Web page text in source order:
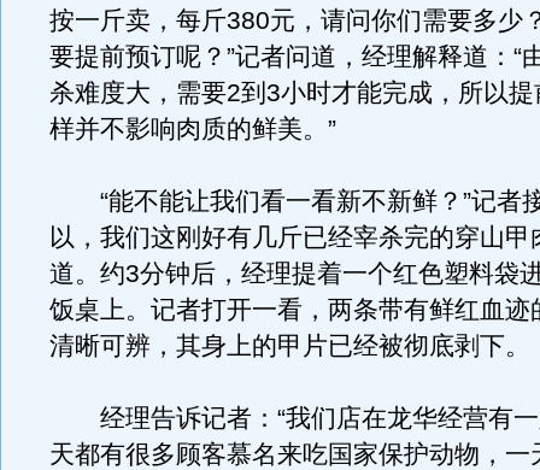
按一斤卖，每斤380元，请问你们需要多少
要提前预订呢？”记者问道，经理解释道：“
杀难度大，需要2到3小时才能完成，所以
样并不影响肉质的鲜美。”
“能不能让我们看一看新不新鲜？”记者
以，我们这刚好有几斤已经宰杀完的穿山甲
道。约3分钟后，经理提着一个红色塑料袋
饭桌上。记者打开一看，两条带有鲜红血迹
清晰可辨，其身上的甲片已经被彻底剥下。
经理告诉记者：“我们店在龙华经营有一
天都有很多顾客慕名来吃国家保护动物，一